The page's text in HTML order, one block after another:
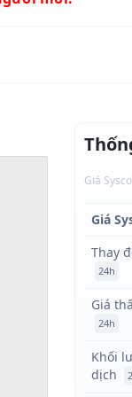
Giá
Giá
Thay
24h
Giá
24h
Khối
dịch